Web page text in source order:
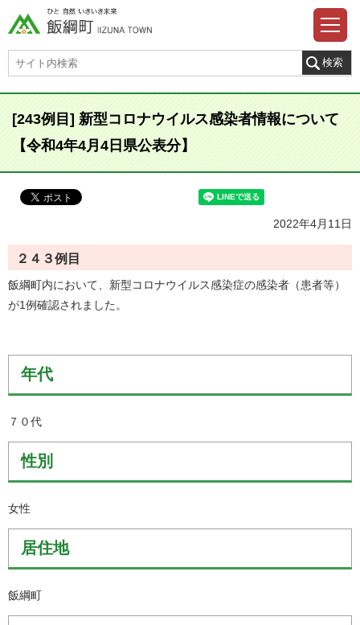
[243例目] 新型コロナウイルス感染者情報について
【令和4年4月4日県公表分】
2022年4月11日
２４３例目
飯綱町内において、新型コロナウイルス感染症の感染者（患者等）
が1例確認されました。
年代
７０代
性別
女性
居住地
飯綱町